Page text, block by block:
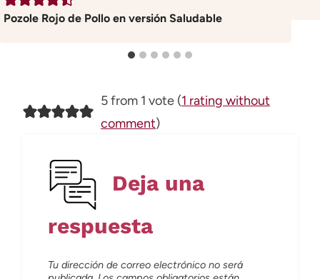
Pozole Rojo de Pollo en versión Saludable
5 from 1 vote (1 rating without
comment)
Deja una
respuesta
Tu dirección de correo electrónico no será